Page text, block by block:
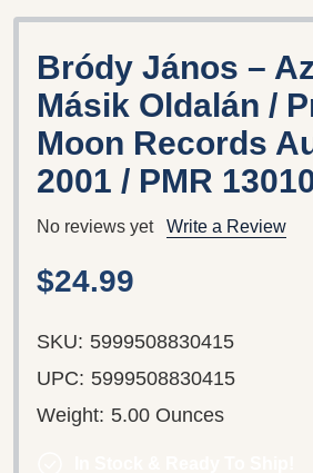
Bródy János ‎–
Másik Oldalán /
Moon Records
2001 / PMR
No reviews yet Write a Review
$24.99
SKU: 5999508830415
UPC: 5999508830415
Weight: 5.00 Ounces